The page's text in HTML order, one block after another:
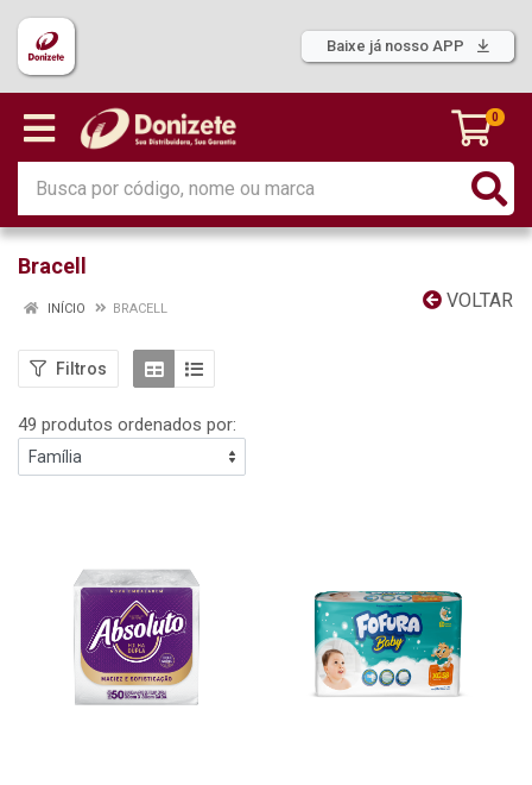
Baixe já nosso APP
0
Bracell
VOLTAR
INÍCIO BRACELL
Filtros
49 produtos ordenados por: